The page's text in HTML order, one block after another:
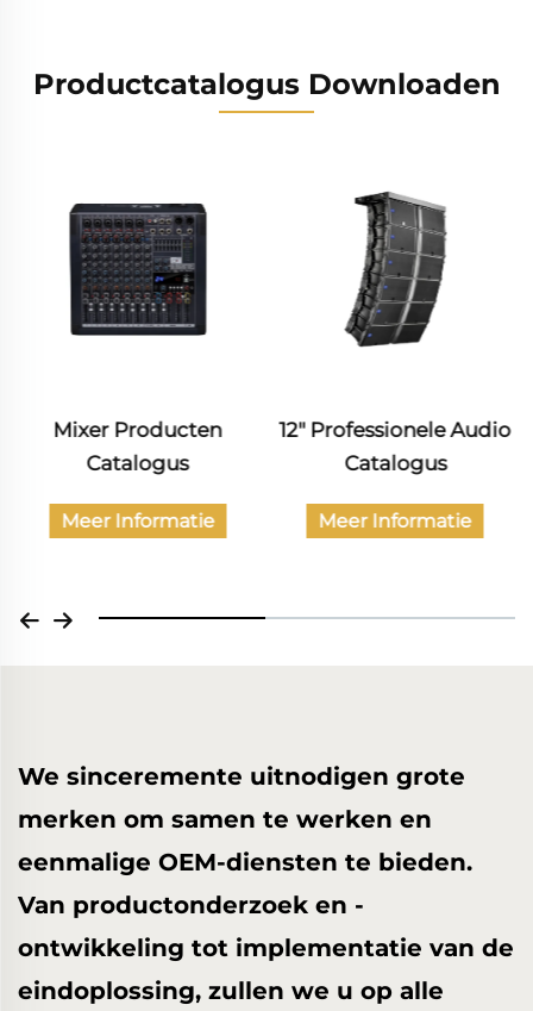
Productcatalogus Downloaden
12" Professionele Audio
Catalogus
Meer Informatie
Catalogus van
burgerlijke audio-
We sinceremente uitnodigen grote
merken om samen te werken en
eenmalige OEM-diensten te bieden.
Van productonderzoek en -
ontwikkeling tot implementatie van de
eindoplossing, zullen we u op alle